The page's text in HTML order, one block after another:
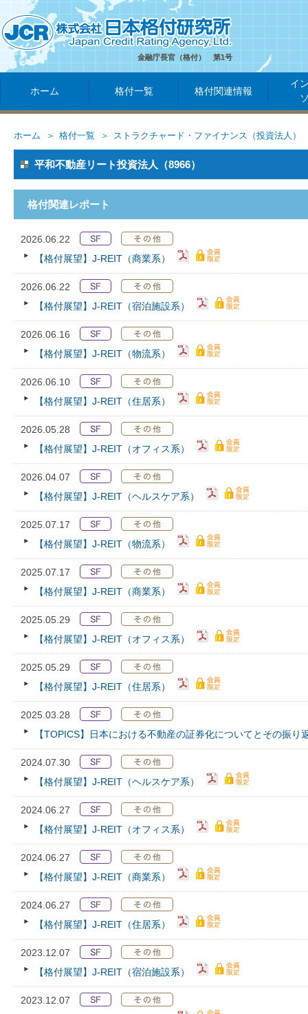
金融庁長官（格付） 第1号
ホーム 格付一覧 格付関連情報
イ
ホーム 格付一覧 ストラクチャード・ファイナンス（投資法人）
平和不動産リート投資法人（8966）
格付関連レポート
2026.06.22
【格付展望】J-REIT（商業系）
2026.06.22
【格付展望】J-REIT（宿泊施設系）
2026.06.16
【格付展望】J-REIT（物流系）
2026.06.10
【格付展望】J-REIT（住居系）
2026.05.28
【格付展望】J-REIT（オフィス系）
2026.04.07
【格付展望】J-REIT（ヘルスケア系）
2025.07.17
【格付展望】J-REIT（物流系）
2025.07.17
【格付展望】J-REIT（商業系）
2025.05.29
【格付展望】J-REIT（オフィス系）
2025.05.29
【格付展望】J-REIT（住居系）
2025.03.28
【TOPICS】日本における不動産の証券化についてとその振り
2024.07.30
【格付展望】J-REIT（ヘルスケア系）
2024.06.27
【格付展望】J-REIT（オフィス系）
2024.06.27
【格付展望】J-REIT（商業系）
2024.06.27
【格付展望】J-REIT（住居系）
2023.12.07
【格付展望】J-REIT（宿泊施設系）
2023.12.07